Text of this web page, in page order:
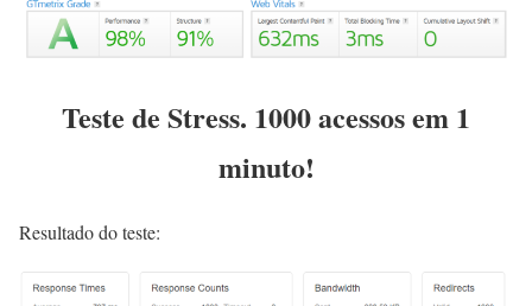
Teste de Stress. 1000 acessos em 1
minuto!
Resultado do teste: